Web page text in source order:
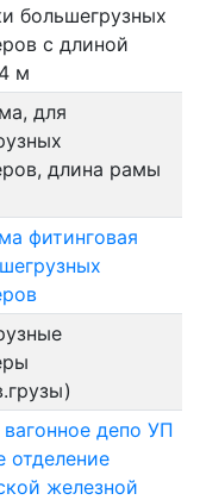
большегрузных
с длиной
м
для
длина рамы
фитинговая
депо УП
отделение
железной